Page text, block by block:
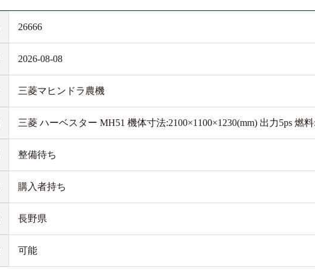
26666
2026-08-08
三菱マヒンドラ農機
三菱 ハーベスター MH51 機体寸法:2100×1100×1230(mm) 出力5ps 燃
整備待ち
購入者持ち
長野県
可能